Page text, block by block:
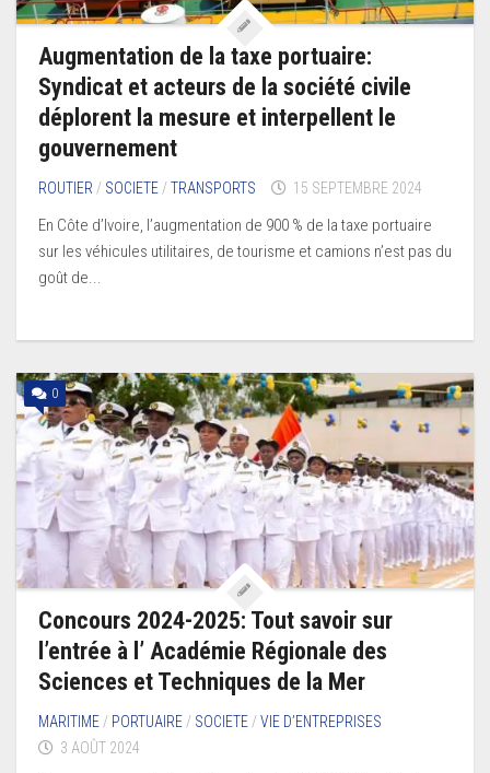
Augmentation de la taxe portuaire:
Syndicat et acteurs de la société civile
déplorent la mesure et interpellent le
gouvernement
ROUTIER / SOCIETE /TRANSPORTS 15 SEPTEMBRE 2024
En Côte d’Ivoire, l’augmentation de 900 % de la taxe portuaire
sur les véhicules utilitaires, de tourisme et camions n’est pas du
goût de...
0
Concours 2024-2025: Tout savoir sur
l’entrée à l’ Académie Régionale des
Sciences et Techniques de la Mer
MARITIME / PORTUAIRE / SOCIETE /VIE D’ENTREPRISES
3 AOÛT 2024